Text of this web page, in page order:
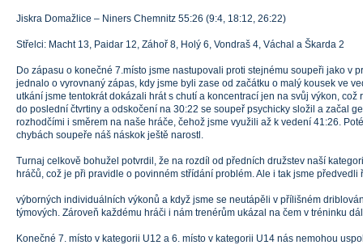
Jiskra Domažlice – Niners Chemnitz 55:26 (9:4, 18:12, 26:22)
Střelci: Macht 13, Paidar 12, Záhoř 8, Holý 6, Vondraš 4, Váchal a Škarda 2
Do zápasu o konečné 7.místo jsme nastupovali proti stejnému soupeři jako v
jednalo o vyrovnaný zápas, kdy jsme byli zase od začátku o malý kousek ve
utkání jsme tentokrát dokázali hrát s chutí a koncentrací jen na svůj výkon, což
do poslední čtvrtiny a odskočení na 30:22 se soupeř psychicky složil a začal
rozhodčími i směrem na naše hráče, čehož jsme využili až k vedení 41:26.
chybách soupeře náš náskok ještě narostl.
Turnaj celkově bohužel potvrdil, že na rozdíl od předních družstev naší
hráčů, což je při pravidle o povinném střídání problém. Ale i tak jsme předvedli
výborných individuálních výkonů a když jsme se neutápěli v přílišném
týmových. Zároveň každému hráči i nám trenérům ukázal na čem v tréninku
Konečné 7. místo v kategorii U12 a 6. místo v kategorii U14 nás nemohou